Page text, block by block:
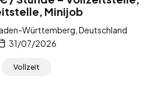
Minijob
Württemberg, Deutschland
31/07/2026
Vollzeit